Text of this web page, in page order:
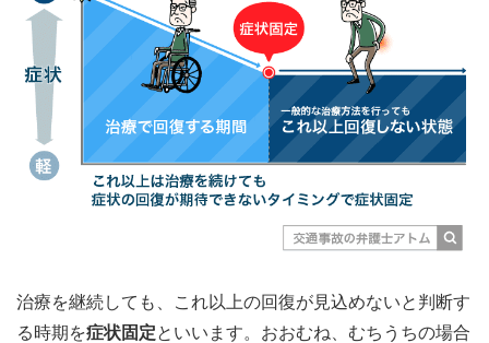
治療を継続しても、これ以上の回復が見込めないと判断す
る時期を症状固定といいます。おおむね、むちうちの場合